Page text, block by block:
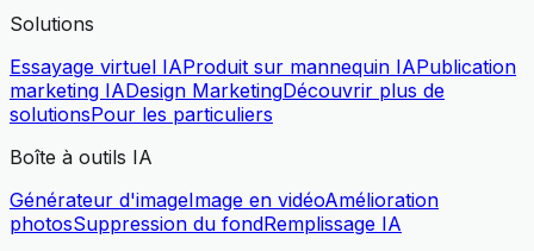
Solutions
Essayage virtuel IAProduit sur mannequin IAPublication
marketing IADesign MarketingDécouvrir plus de
solutionsPour les particuliers
Boîte à outils IA
Générateur d'imageImage en vidéoAmélioration
photosSuppression du fondRemplissage IA